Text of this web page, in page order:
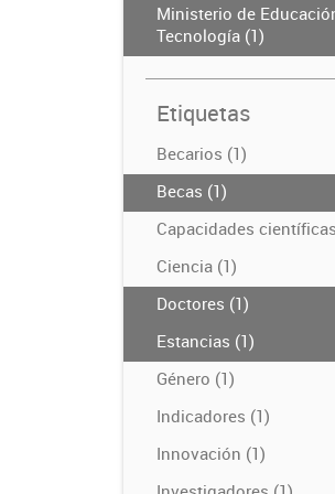
Ministerio de
Tecnología (1)
Etiquetas
Becarios (1)
Becas (1)
Capacidades
Ciencia (1)
Doctores (1)
Estancias (1)
Género (1)
Indicadores (1)
Innovación (1)